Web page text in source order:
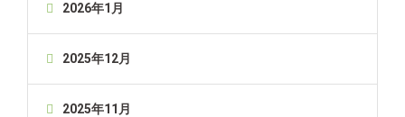
2026年1月
2025年12月
2025年11月